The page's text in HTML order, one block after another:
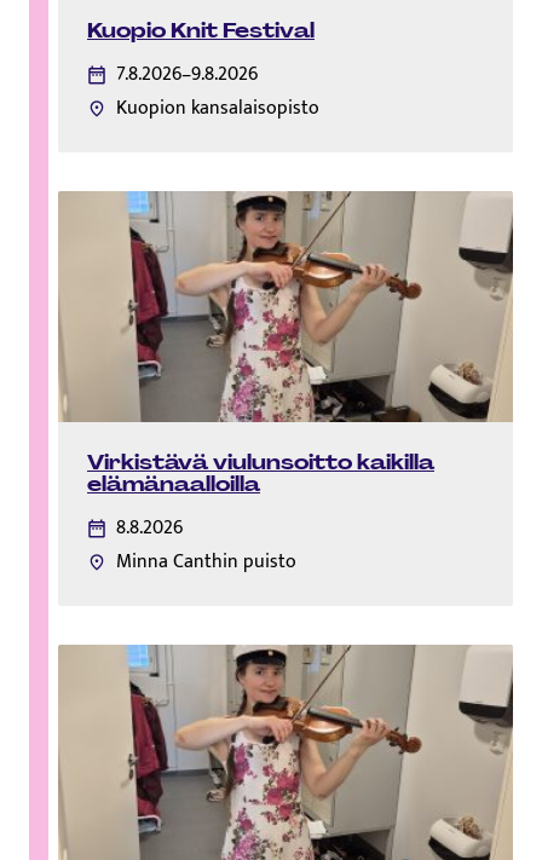
Kuopio Knit Festival
7.8.2026–9.8.2026
Kuopion kansalaisopisto
Virkistävä viulunsoitto kaikilla
elämänaalloilla
8.8.2026
Minna Canthin puisto